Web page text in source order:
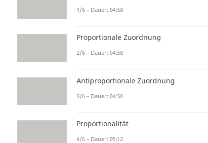
1/6 – Dauer: 04:58
Proportionale Zuordnung
2/6 – Dauer: 04:58
Antiproportionale Zuordnung
3/6 – Dauer: 04:50
Proportionalität
4/6 – Dauer: 05:12